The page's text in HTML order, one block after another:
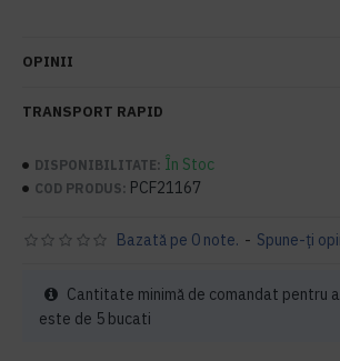
OPINII
TRANSPORT RAPID
DISPONIBILITATE: În Stoc
COD PRODUS: PCF21167
Bazată pe 0 note. - Spune-ţi
Cantitate minimă de comandat pentru
este de 5 bucati